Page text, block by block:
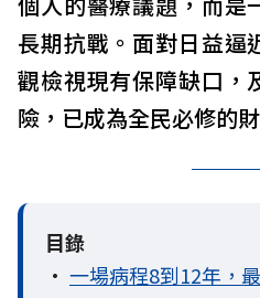
長期抗戰。面對日益逼
觀檢視現有保障缺口，
險，已成為全民必修的
目錄
• 一場病程8到12年，